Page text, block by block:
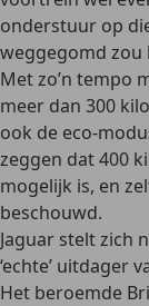
onderstuur op
weggegomd zou
Met zo’n tempo
meer dan 300
ook de eco-
zeggen dat 400
mogelijk is, en
beschouwd.
Jaguar stelt zich
‘echte’ uitdager
Het beroemde